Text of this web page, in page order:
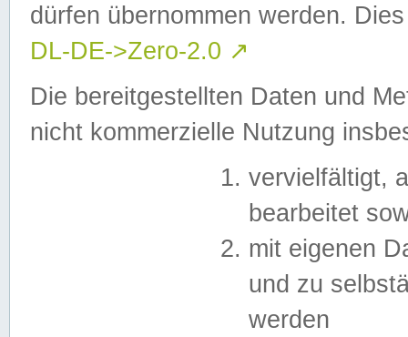
dürfen übernommen werden.
DL-DE->Zero-2.0 ↗
Die bereitgestellten Daten und
nicht kommerzielle Nutzung
vervielfältigt,
bearbeitet
mit eigenen
und zu
werden